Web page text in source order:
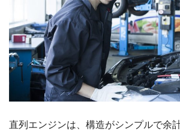
直列エンジンは、構造がシンプルで余